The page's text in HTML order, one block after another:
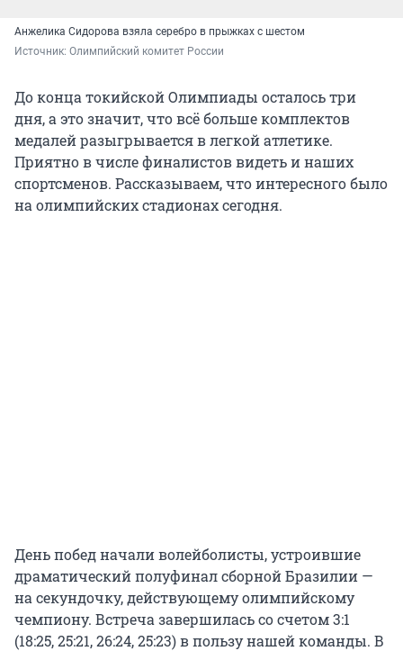
Анжелика Сидорова взяла серебро в прыжках с шестом
Источник: Олимпийский комитет России
До конца токийской Олимпиады осталось три
дня, а это значит, что всё больше комплектов
медалей разыгрывается в легкой атлетике.
Приятно в числе финалистов видеть и наших
спортсменов. Рассказываем, что интересного было
на олимпийских стадионах сегодня.
День побед начали волейболисты, устроившие
драматический полуфинал сборной Бразилии —
на секундочку, действующему олимпийскому
чемпиону. Встреча завершилась со счетом 3:1
(18:25, 25:21, 26:24, 25:23) в пользу нашей команды. В